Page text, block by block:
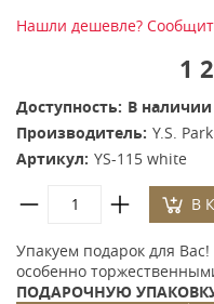
Нашли дешевле?
1
Доступность: В наличии
Производитель: Y.S. Park
Артикул: YS-115 white
В
Упакуем подарок для
особенно
ПОДАРОЧНУЮ